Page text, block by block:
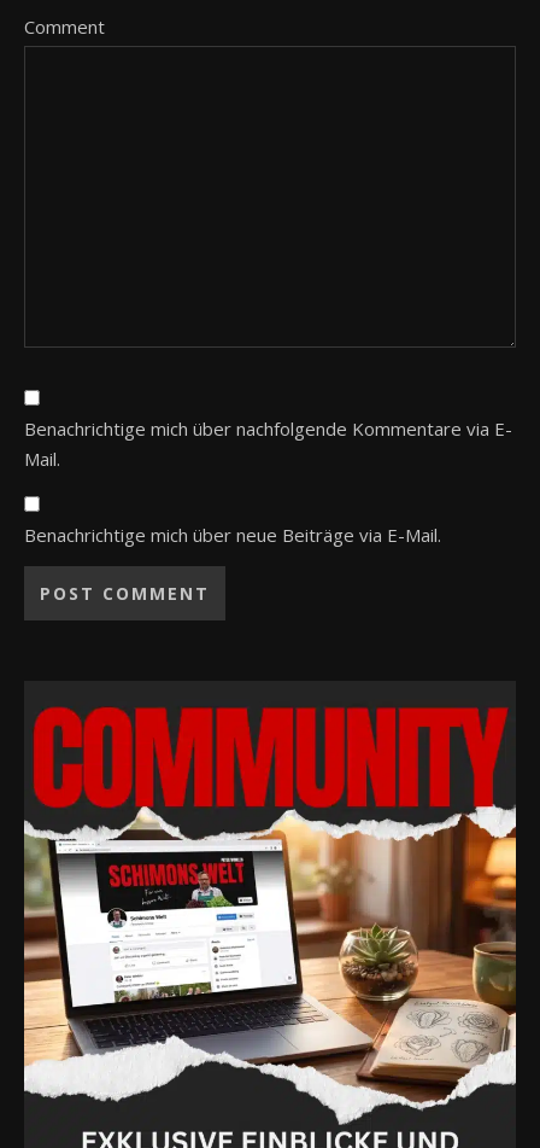
Comment
Benachrichtige mich über nachfolgende Kommentare via E-
Mail.
Benachrichtige mich über neue Beiträge via E-Mail.